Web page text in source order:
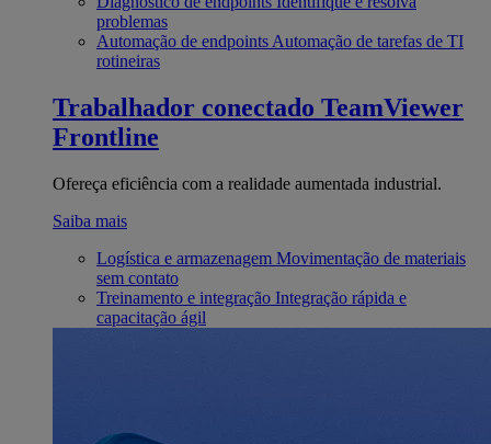
problemas
Automação de endpoints Automação de tarefas de TI
rotineiras
Trabalhador conectado TeamViewer
Frontline
Ofereça eficiência com a realidade aumentada industrial.
Saiba mais
Logística e armazenagem Movimentação de materiais
sem contato
Treinamento e integração Integração rápida e
capacitação ágil